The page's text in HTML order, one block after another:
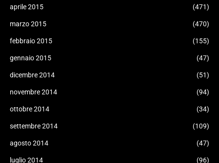
aprile 2015 (471)
marzo 2015 (470)
febbraio 2015 (155)
gennaio 2015 (47)
dicembre 2014 (51)
novembre 2014 (94)
ottobre 2014 (34)
settembre 2014 (109)
agosto 2014 (47)
luglio 2014 (96)